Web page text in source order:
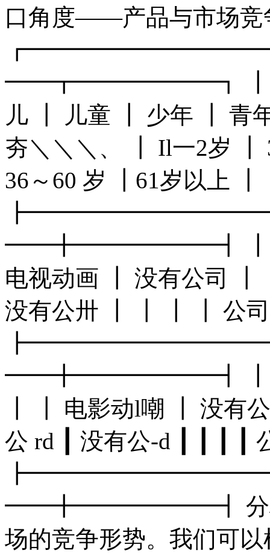
口角度——产品与市场竞
━━┳━━━━━━┓ ┃、＼
儿 ┃ 儿童 ┃ 少年 ┃ 青
夯＼＼＼、 ┃ Il一2岁
36～60 岁 ┃61岁以
━━╋━━━━━━┫ ┃ ┃ ┃
电视动画 ┃ 没有公司
没有公卅 ┃ ┃ ┃ ┃ 公
━━╋━━━━━━┫ ┃ ┃
┃ ┃ 电影动l嘲 ┃ 没有
公 rd ┃ 没有公-d ┃ ┃ ┃
━━╋━━━━━━┫ 分析电
场的竞争形势。我们可